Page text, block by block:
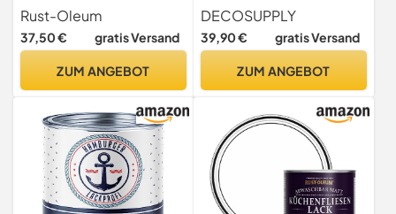
Badezimmer in Matt Finish -
Bordeaux 750ML
Rust-Oleum
37,50 € gratis Versand
ZUM ANGEBOT
7035 - Fliesenfarbe grau
750ml im 2er Set mit
Malerbügel inkl. 2
Schleifschwamm zum
DECOSUPPLY
39,90 € gratis Versand
ZUM ANGEBOT